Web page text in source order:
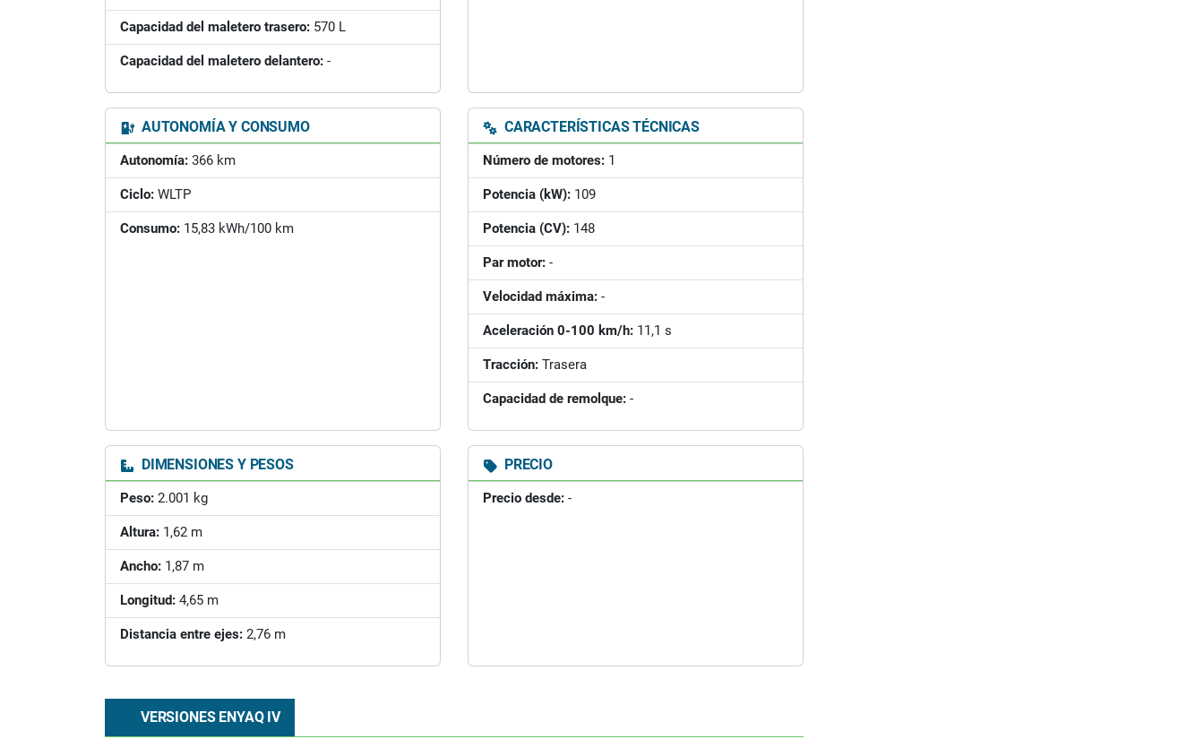
Capacidad del maletero trasero: 570 L
Capacidad del maletero delantero: -
AUTONOMÍA Y CONSUMO
Autonomía: 366 km
Ciclo: WLTP
Consumo: 15,83 kWh/100 km
CARACTERÍSTICAS TÉCNICAS
Número de motores: 1
Potencia (kW): 109
Potencia (CV): 148
Par motor: -
Velocidad máxima: -
Aceleración 0-100 km/h: 11,1 s
Tracción: Trasera
Capacidad de remolque: -
DIMENSIONES Y PESOS
Peso: 2.001 kg
Altura: 1,62 m
Ancho: 1,87 m
Longitud: 4,65 m
Distancia entre ejes: 2,76 m
PRECIO
Precio desde: -
VERSIONES ENYAQ IV